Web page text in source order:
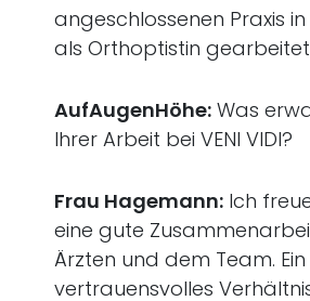
angeschlossenen Praxis
als Orthoptistin
AufAugenHöhe: Was
Ihrer Arbeit bei VENI VIDI?
Frau Hagemann: Ich
eine gute
Ärzten und dem Team. Ein
vertrauensvolles